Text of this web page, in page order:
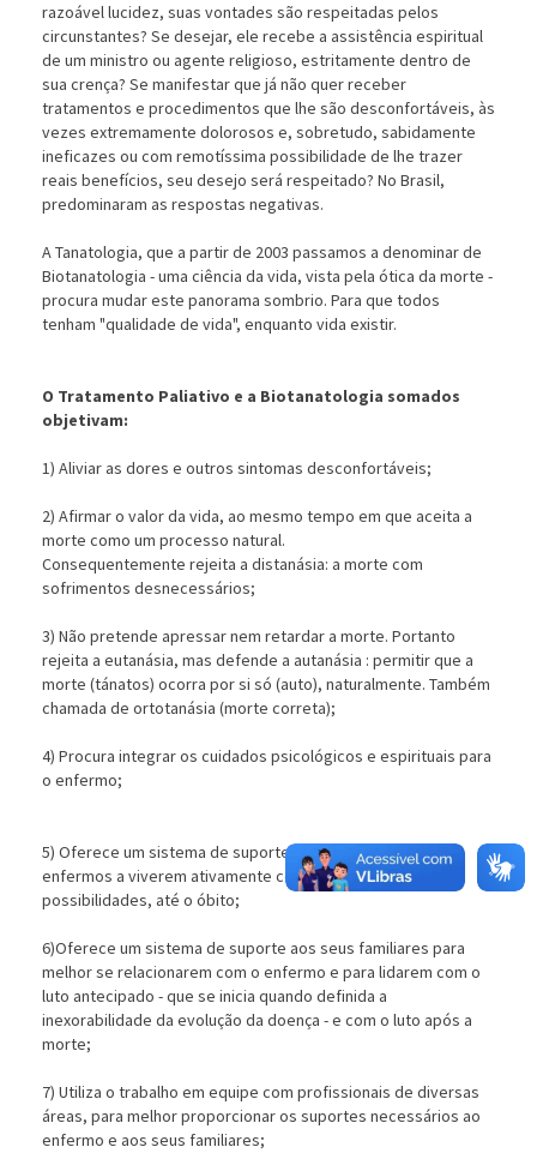
razoável lucidez, suas vontades são respeitadas pelos
circunstantes? Se desejar, ele recebe a assistência espiritual
de um ministro ou agente religioso, estritamente dentro de
sua crença? Se manifestar que já não quer receber
tratamentos e procedimentos que lhe são desconfortáveis, às
vezes extremamente dolorosos e, sobretudo, sabidamente
ineficazes ou com remotíssima possibilidade de lhe trazer
reais benefícios, seu desejo será respeitado? No Brasil,
predominaram as respostas negativas.
A Tanatologia, que a partir de 2003 passamos a denominar de
Biotanatologia - uma ciência da vida, vista pela ótica da morte -
procura mudar este panorama sombrio. Para que todos
tenham "qualidade de vida", enquanto vida existir.
O Tratamento Paliativo e a Biotanatologia somados
objetivam:
1) Aliviar as dores e outros sintomas desconfortáveis;
2) Afirmar o valor da vida, ao mesmo tempo em que aceita a
morte como um processo natural.
Consequentemente rejeita a distanásia: a morte com
sofrimentos desnecessários;
3) Não pretende apressar nem retardar a morte. Portanto
rejeita a eutanásia, mas defende a autanásia : permitir que a
morte (tánatos) ocorra por si só (auto), naturalmente. Também
chamada de ortotanásia (morte correta);
4) Procura integrar os cuidados psicológicos e espirituais para
o enfermo;
5) Oferece um sistema de suporte que ajude a esses
enfermos a viverem ativamente conforme suas
possibilidades, até o óbito;
6)Oferece um sistema de suporte aos seus familiares para
melhor se relacionarem com o enfermo e para lidarem com o
luto antecipado - que se inicia quando definida a
inexorabilidade da evolução da doença - e com o luto após a
morte;
7) Utiliza o trabalho em equipe com profissionais de diversas
reas, para melhor proporcionar os suportes necessários ao
enfermo e aos seus familiares;